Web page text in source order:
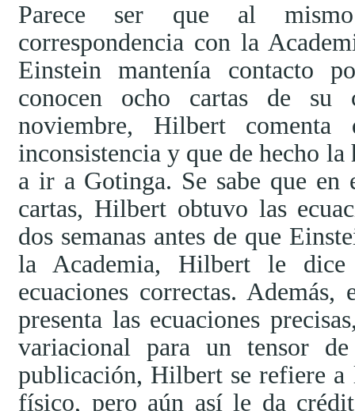
Parece ser que al
correspondencia con la
Einstein mantenía contacto
conocen ocho cartas de su
noviembre, Hilbert
inconsistencia y que de hecho
a ir a Gotinga. Se sabe que en
cartas, Hilbert obtuvo las
dos semanas antes de que
la Academia, Hilbert le
ecuaciones correctas.
presenta las ecuaciones
variacional para un tensor
publicación, Hilbert se refiere
físico, pero aún así le da